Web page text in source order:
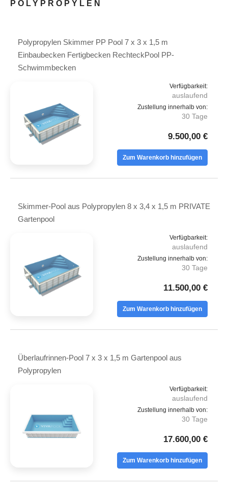
POLYPROPYLEN
Polypropylen Skimmer PP Pool 7 x 3 x 1,5 m
Einbaubecken Fertigbecken RechteckPool PP-
Schwimmbecken
Verfügbarkeit:
auslaufend
Zustellung innerhalb von:
30 Tage
9.500,00 €
Zum Warenkorb hinzufügen
Skimmer-Pool aus Polypropylen 8 x 3,4 x 1,5 m PRIVATE
Gartenpool
Verfügbarkeit:
auslaufend
Zustellung innerhalb von:
30 Tage
11.500,00 €
Zum Warenkorb hinzufügen
Überlaufrinnen-Pool 7 x 3 x 1,5 m Gartenpool aus
Polypropylen
Verfügbarkeit:
auslaufend
Zustellung innerhalb von:
30 Tage
17.600,00 €
Zum Warenkorb hinzufügen